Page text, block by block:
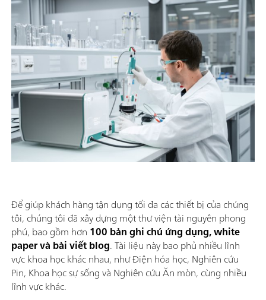
Để giúp khách hàng tận dụng tối đa các thiết bị của chúng
tôi, chúng tôi đã xây dựng một thư viện tài nguyên phong
phú, bao gồm hơn 100 bản ghi chú ứng dụng, white
paper và bài viết blog. Tài liệu này bao phủ nhiều lĩnh
vực khoa học khác nhau, như Điện hóa học, Nghiên cứu
Pin, Khoa học sự sống và Nghiên cứu Ăn mòn, cùng nhiều
lĩnh vực khác.